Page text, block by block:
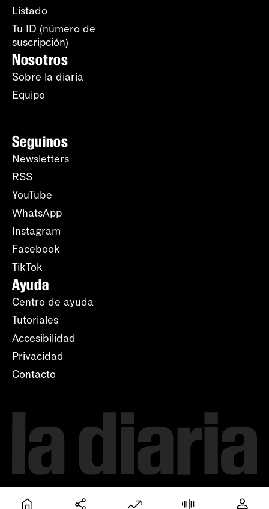
Listado
Tu ID (número de
suscripción)
Nosotros
Sobre la diaria
Equipo
Seguinos
Newsletters
RSS
YouTube
WhatsApp
Instagram
Facebook
TikTok
Ayuda
Centro de ayuda
Tutoriales
Accesibilidad
Privacidad
Contacto